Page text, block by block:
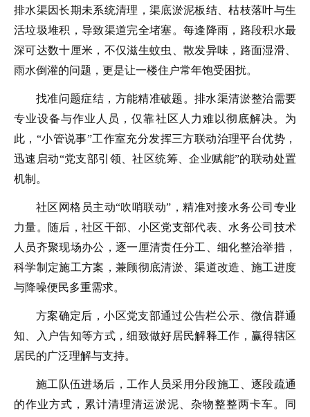
排水渠因长期未系统清理，渠底淤泥板结、枯枝落叶与生
活垃圾堆积，导致渠道完全堵塞。每逢降雨，路段积水最
深可达数十厘米，不仅滋生蚊虫、散发异味，路面湿滑、
雨水倒灌的问题，更是让一楼住户常年饱受困扰。
找准问题症结，方能精准破题。排水渠清淤整治需要
专业设备与作业人员，仅靠社区人力难以彻底解决。为
此，“小管说事”工作室充分发挥三方联动治理平台优势，
迅速启动“党支部引领、社区统筹、企业赋能”的联动处置
机制。
社区网格员主动“吹哨联动”，精准对接水务公司专业
力量。随后，社区干部、小区党支部代表、水务公司技术
人员齐聚现场办公，逐一厘清责任分工、细化整治举措，
科学制定施工方案，兼顾彻底清淤、渠道改造、施工进度
与降噪便民多重需求。
方案确定后，小区党支部通过公告栏公示、微信群通
知、入户告知等方式，细致做好居民解释工作，赢得辖区
居民的广泛理解与支持。
施工队伍进场后，工作人员采用分段施工、逐段疏通
的作业方式，累计清理清运淤泥、杂物整整两卡车。同